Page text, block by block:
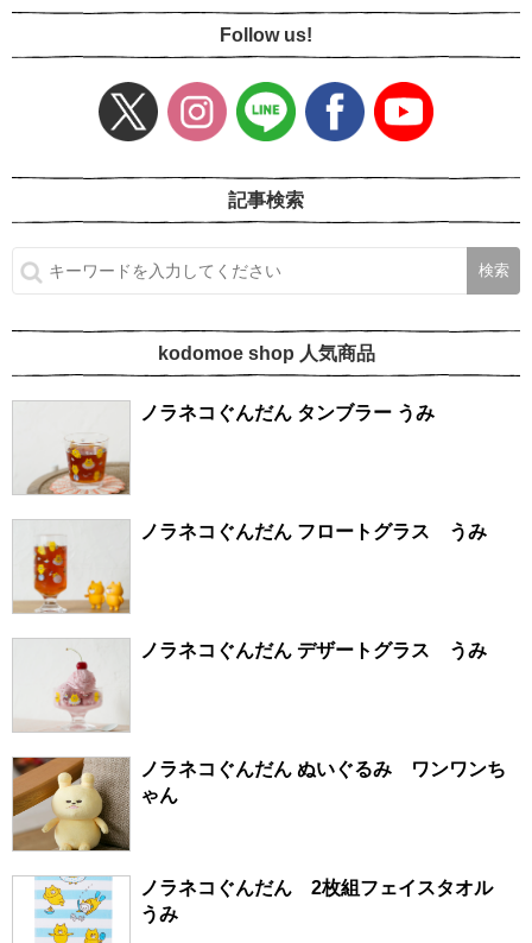
Follow us!
記事検索
kodomoe shop 人気商品
ノラネコぐんだん タンブラー うみ
ノラネコぐんだん フロートグラス うみ
ノラネコぐんだん デザートグラス うみ
ノラネコぐんだん ぬいぐるみ ワンワンち
ゃん
ノラネコぐんだん 2枚組フェイスタオル
うみ